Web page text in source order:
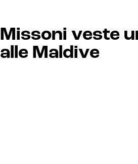
Missoni veste
alle Maldive